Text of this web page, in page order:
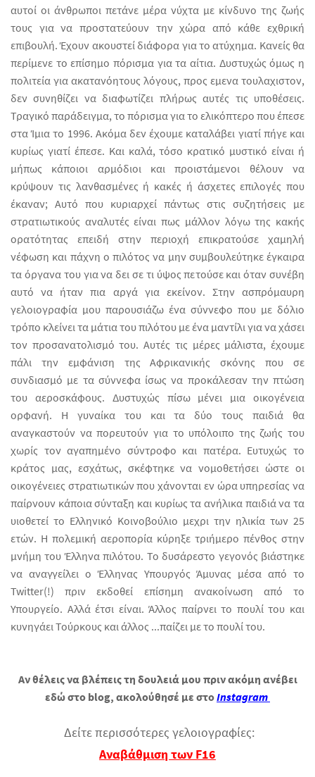
αυτοί οι άνθρωποι πετάνε μέρα νύχτα με κίνδυνο της ζωής
τους για να προστατεύουν την χώρα από κάθε εχθρική
επιβουλή. Έχουν ακουστεί διάφορα για το ατύχημα. Κανείς θα
περίμενε το επίσημο πόρισμα για τα αίτια. Δυστυχώς όμως η
πολιτεία για ακατανόητους λόγους, προς εμενα τουλαχιστον,
δεν συνηθίζει να διαφωτίζει πλήρως αυτές τις υποθέσεις.
Τραγικό παράδειγμα, το πόρισμα για το ελικόπτερο που έπεσε
στα Ίμια το 1996. Ακόμα δεν έχουμε καταλάβει γιατί πήγε και
κυρίως γιατί έπεσε. Και καλά, τόσο κρατικό μυστικό είναι ή
μήπως κάποιοι αρμόδιοι και προιστάμενοι θέλουν να
κρύψουν τις λανθασμένες ή κακές ή άσχετες επιλογές που
έκαναν; Αυτό που κυριαρχεί πάντως στις συζητήσεις με
στρατιωτικούς αναλυτές είναι πως μάλλον λόγω της κακής
ορατότητας επειδή στην περιοχή επικρατούσε χαμηλή
νέφωση και πάχνη ο πιλότος να μην συμβουλεύτηκε έγκαιρα
τα όργανα του για να δει σε τι ύψος πετούσε και όταν συνέβη
αυτό να ήταν πια αργά για εκείνον. Στην ασπρόμαυρη
γελοιογραφία μου παρουσιάζω ένα σύννεφο που με δόλιο
τρόπο κλείνει τα μάτια του πιλότου με ένα μαντίλι για να χάσει
τον προσανατολισμό του. Αυτές τις μέρες μάλιστα, έχουμε
πάλι την εμφάνιση της Αφρικανικής σκόνης που σε
συνδιασμό με τα σύννεφα ίσως να προκάλεσαν την πτώση
του αεροσκάφους. Δυστυχώς πίσω μένει μια οικογένεια
ορφανή. Η γυναίκα του και τα δύο τους παιδιά θα
αναγκαστούν να πορευτούν για το υπόλοιπο της ζωής του
χωρίς τον αγαπημένο σύντροφο και πατέρα. Ευτυχώς το
κράτος μας, εσχάτως, σκέφτηκε να νομοθετήσει ώστε οι
οικογένειες στρατιωτικών που χάνονται εν ώρα υπηρεσίας να
παίρνουν κάποια σύνταξη και κυρίως τα ανήλικα παιδιά να τα
υιοθετεί το Ελληνικό Κοινοβούλιο μεχρι την ηλικία των 25
ετών. Η πολεμική αεροπορία κύρηξε τριήμερο πένθος στην
μνήμη του Έλληνα πιλότου. Το δυσάρεστο γεγονός βιάστηκε
να αναγγείλει ο Έλληνας Υπουργός Άμυνας μέσα από το
Twitter(!)πριν εκδοθεί επίσημη ανακοίνωση από το
Υπουργείο. Αλλά έτσι είναι. Άλλος παίρνει το πουλί του και
κυνηγάει Τούρκους και άλλος ...παίζει με το πουλί του.
Αν θέλεις να βλέπεις τη δουλειά μου πριν ακόμη ανέβει
εδώ στο blog, ακολούθησέ με στοInstagram
Δείτεπερισσότερες γελοιογραφίες:
Αναβάθμιση των F16